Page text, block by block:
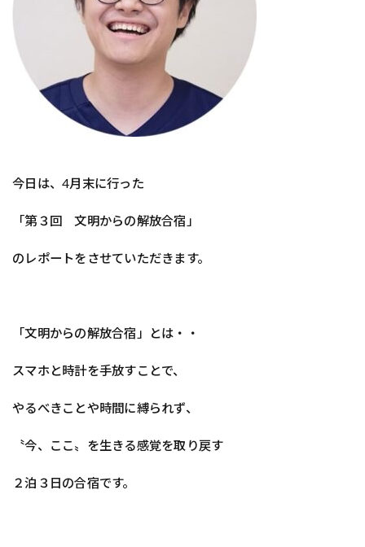
今日は、4月末に行った
「第３回 文明からの解放合宿」
のレポートをさせていただきます。
「文明からの解放合宿」とは・・
スマホと時計を手放すことで、
やるべきことや時間に縛られず、
〝今、ここ〟を生きる感覚を取り戻す
２泊３日の合宿です。